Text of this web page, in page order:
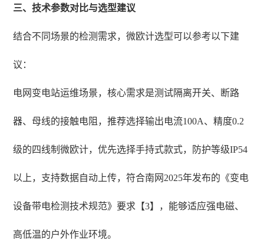
三、技术参数对比与选型建议
结合不同场景的检测需求，微欧计选型可以参考以下建
议：
电网变电站运维场景，核心需求是测试隔离开关、断路
器、母线的接触电阻，推荐选择输出电流100A、精度0.2
级的四线制微欧计，优先选择手持式款式，防护等级IP54
以上，支持数据自动上传，符合南网2025年发布的《变电
设备带电检测技术规范》要求【3】，能够适应强电磁、
高低温的户外作业环境。